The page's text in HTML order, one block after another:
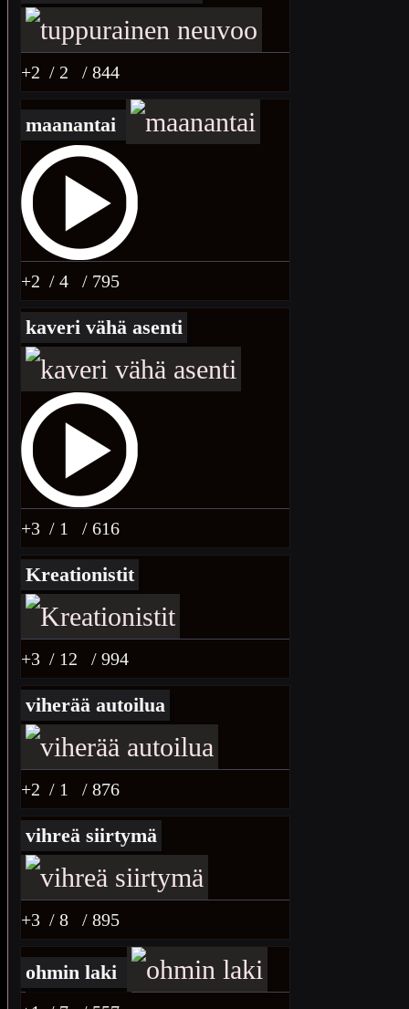
+2 / 2 / 844
maanantai
+2 / 4 / 795
kaveri vähä asenti
+3 / 1 / 616
Kreationistit
+3 / 12 / 994
viherää autoilua
+2 / 1 / 876
vihreä siirtymä
+3 / 8 / 895
ohmin laki